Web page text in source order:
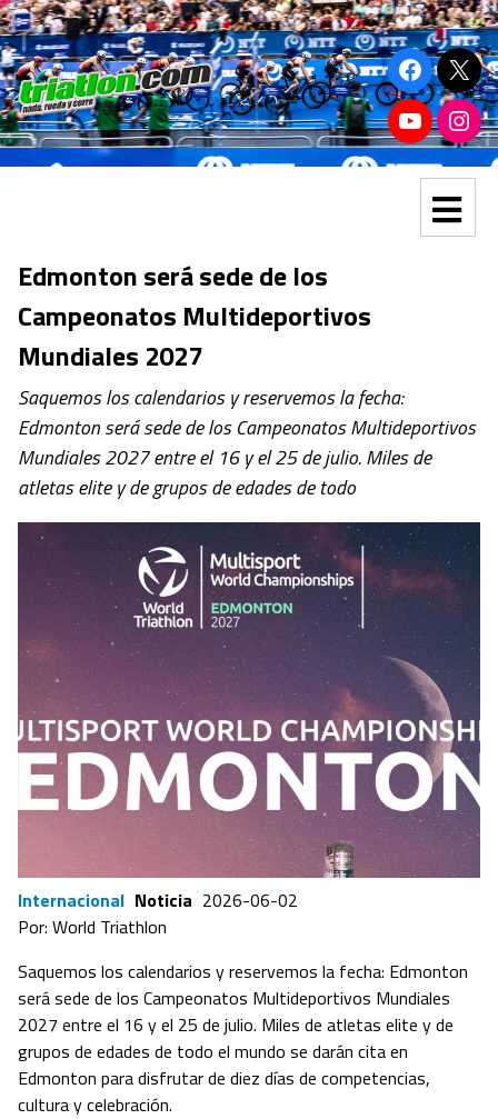
Edmonton será sede de los
Campeonatos Multideportivos
Mundiales 2027
Saquemos los calendarios y reservemos la fecha:
Edmonton será sede de los Campeonatos Multideportivos
Mundiales 2027 entre el 16 y el 25 de julio. Miles de
atletas elite y de grupos de edades de todo
Internacional Noticia 2026-06-02
Por: World Triathlon
Saquemos los calendarios y reservemos la fecha: Edmonton
será sede de los Campeonatos Multideportivos Mundiales
2027 entre el 16 y el 25 de julio. Miles de atletas elite y de
grupos de edades de todo el mundo se darán cita en
Edmonton para disfrutar de diez días de competencias,
cultura y celebración.